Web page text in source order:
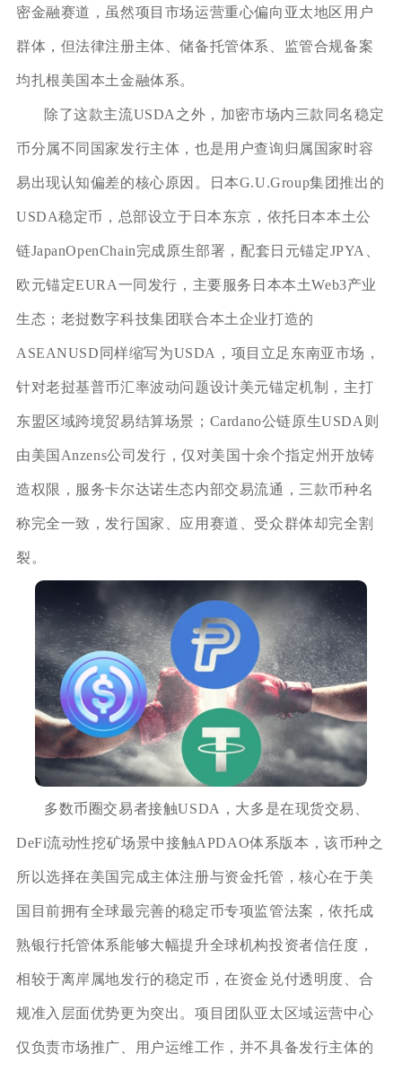
密金融赛道，虽然项目市场运营重心偏向亚太地区用户
群体，但法律注册主体、储备托管体系、监管合规备案
均扎根美国本土金融体系。
除了这款主流USDA之外，加密市场内三款同名稳定
币分属不同国家发行主体，也是用户查询归属国家时容
易出现认知偏差的核心原因。日本G.U.Group集团推出的
USDA稳定币，总部设立于日本东京，依托日本本土公
链JapanOpenChain完成原生部署，配套日元锚定JPYA、
欧元锚定EURA一同发行，主要服务日本本土Web3产业
生态；老挝数字科技集团联合本土企业打造的
ASEANUSD同样缩写为USDA，项目立足东南亚市场，
针对老挝基普币汇率波动问题设计美元锚定机制，主打
东盟区域跨境贸易结算场景；Cardano公链原生USDA则
由美国Anzens公司发行，仅对美国十余个指定州开放铸
造权限，服务卡尔达诺生态内部交易流通，三款币种名
称完全一致，发行国家、应用赛道、受众群体却完全割
裂。
多数币圈交易者接触USDA，大多是在现货交易、
DeFi流动性挖矿场景中接触APDAO体系版本，该币种之
所以选择在美国完成主体注册与资金托管，核心在于美
国目前拥有全球最完善的稳定币专项监管法案，依托成
熟银行托管体系能够大幅提升全球机构投资者信任度，
相较于离岸属地发行的稳定币，在资金兑付透明度、合
规准入层面优势更为突出。项目团队亚太区域运营中心
仅负责市场推广、用户运维工作，并不具备发行主体的